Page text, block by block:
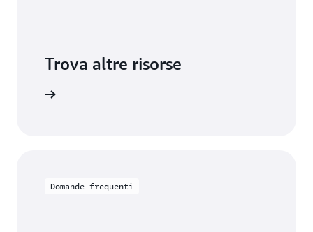
Trova altre risorse
Domande frequenti